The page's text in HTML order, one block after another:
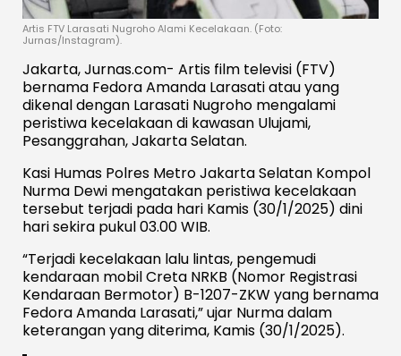
Artis FTV Larasati Nugroho Alami Kecelakaan. (Foto:
Jurnas/Instagram).
Jakarta, Jurnas.com- Artis film televisi (FTV)
bernama Fedora Amanda Larasati atau yang
dikenal dengan Larasati Nugroho mengalami
peristiwa kecelakaan di kawasan Ulujami,
Pesanggrahan, Jakarta Selatan.
Kasi Humas Polres Metro Jakarta Selatan Kompol
Nurma Dewi mengatakan peristiwa kecelakaan
tersebut terjadi pada hari Kamis (30/1/2025) dini
hari sekira pukul 03.00 WIB.
“Terjadi kecelakaan lalu lintas, pengemudi
kendaraan mobil Creta NRKB (Nomor Registrasi
Kendaraan Bermotor) B-1207-ZKW yang bernama
Fedora Amanda Larasati,” ujar Nurma dalam
keterangan yang diterima, Kamis (30/1/2025).